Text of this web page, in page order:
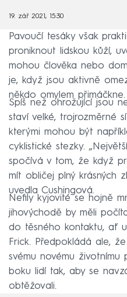
19. zář 2021, 15:30
Pavoučí tesáky však
proniknout lidskou kůží,
mohou člověka nebo
je, když jsou aktivně
někdo omylem přimáčkne.
Spíš než ohrožující jsou
staví velké, trojrozměrné
kterými mohou být
cyklistické stezky.
spočívá v tom, že když
mít obličej plný krásných
uvedla Cushingová.
Nefily kyjovité se hojně
jihovýchodě by měli
do těsného kontaktu, ať
Frick. Předpokládá ale,
svému novému
boku lidí tak, aby se
obtěžovali.